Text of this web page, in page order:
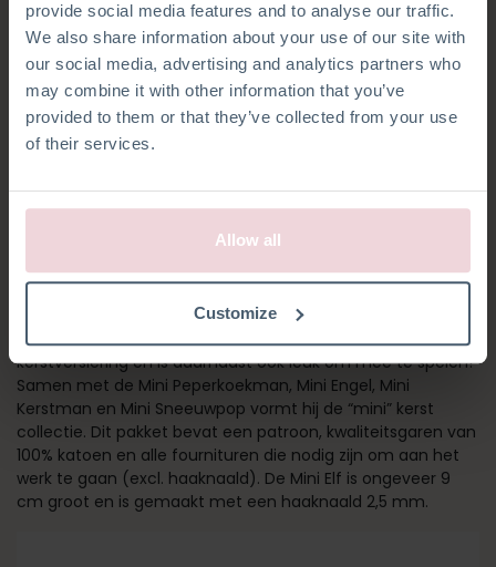
provide social media features and to analyse our traffic.
We also share information about your use of our site with
our social media, advertising and analytics partners who
may combine it with other information that you’ve
provided to them or that they’ve collected from your use
of their services.
Allow all
Customize
MINI ELF
Deze Mini Elf is een geweldige aanvulling op je
kerstversiering en is daarnaast ook leuk om mee te spelen!
Samen met de Mini Peperkoekman, Mini Engel, Mini
Kerstman en Mini Sneeuwpop vormt hij de “mini” kerst
collectie. Dit pakket bevat een patroon, kwaliteitsgaren van
100% katoen en alle fournituren die nodig zijn om aan het
werk te gaan (excl. haaknaald). De Mini Elf is ongeveer 9
cm groot en is gemaakt met een haaknaald 2,5 mm.